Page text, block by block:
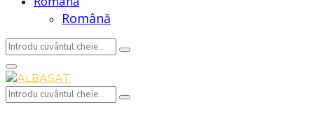
Română
Search
for:
Search
Primary
Menu
Search
Search